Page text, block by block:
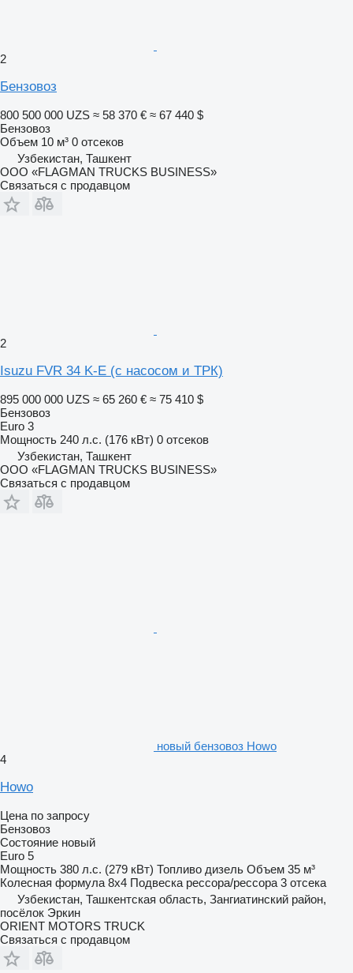
2
Бензовоз
800 500 000 UZS ≈ 58 370 € ≈ 67 440 $
Бензовоз
Объем 10 м³ 0 отсеков
Узбекистан, Ташкент
ООО «FLAGMAN TRUCKS BUSINESS»
Связаться с продавцом
2
Isuzu FVR 34 K-E (с насосом и ТРК)
895 000 000 UZS ≈ 65 260 € ≈ 75 410 $
Бензовоз
Euro 3
Мощность 240 л.с. (176 кВт) 0 отсеков
Узбекистан, Ташкент
ООО «FLAGMAN TRUCKS BUSINESS»
Связаться с продавцом
новый бензовоз Howo
4
Howo
Цена по запросу
Бензовоз
Состояние новый
Euro 5
Мощность 380 л.с. (279 кВт) Топливо дизель Объем 35 м³
Колесная формула 8x4 Подвеска рессора/рессора 3 отсека
Узбекистан, Ташкентская область, Зангиатинский район,
посёлок Эркин
ORIENT MOTORS TRUCK
Связаться с продавцом